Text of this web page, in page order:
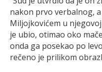
nakon prvo verbalnog,
Miljojkovićem u
je ubio, otimao oko
onda ga posekao po
rečeno je prilikom